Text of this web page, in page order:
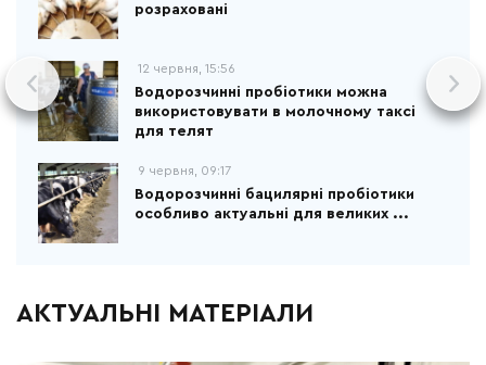
розраховані
12 червня, 15:56
Водорозчинні пробіотики можна
використовувати в молочному таксі
для телят
9 червня, 09:17
Водорозчинні бацилярні пробіотики
особливо актуальні для великих ...
АКТУАЛЬНІ МАТЕРІАЛИ